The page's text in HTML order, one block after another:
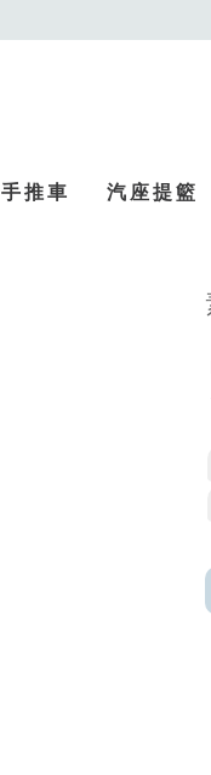
手推車 汽座提籃